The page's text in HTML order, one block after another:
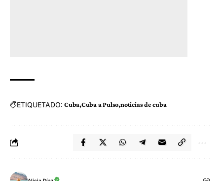
ETIQUETADO: Cuba Cuba a Pulso noticias de cuba